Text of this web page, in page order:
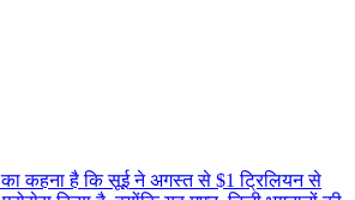
क कहन ह क सई न अगसत स $1 टलयन स